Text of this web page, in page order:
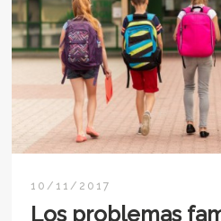
10/11/2017
Los problemas